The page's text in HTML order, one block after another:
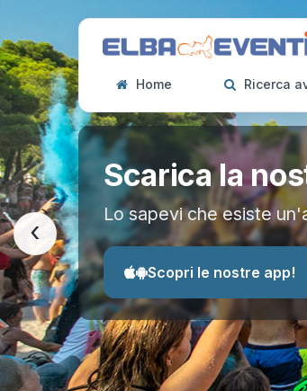
Home Ricerca
Scarica la
Lo sapevi che esiste
Scopri le nostre app!
‹